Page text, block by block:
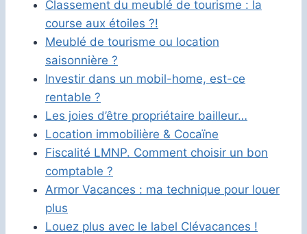
Classement du meublé de tourisme : la
course aux étoiles ?!
Meublé de tourisme ou location
saisonnière ?
Investir dans un mobil-home, est-ce
rentable ?
Les joies d’être propriétaire bailleur…
Location immobilière & Cocaïne
Fiscalité LMNP. Comment choisir un bon
comptable ?
Armor Vacances : ma technique pour louer
plus
Louez plus avec le label Clévacances !